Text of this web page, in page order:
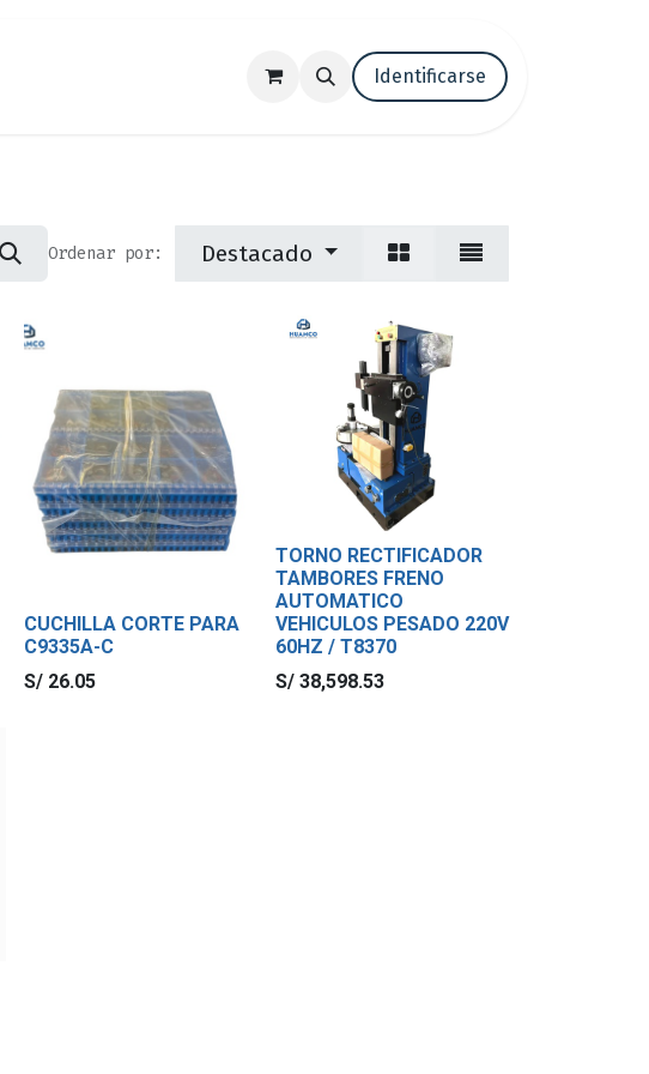
Trabaja con nosotros Blog
Identificarse
Ordenar por: Destacado
CUCHILLA CORTE PARA
C9335A-C
S/ 26.05
TORNO RECTIFICADOR
TAMBORES FRENO
AUTOMATICO
VEHICULOS PESADO 220V
60HZ / T8370
S/ 38,598.53